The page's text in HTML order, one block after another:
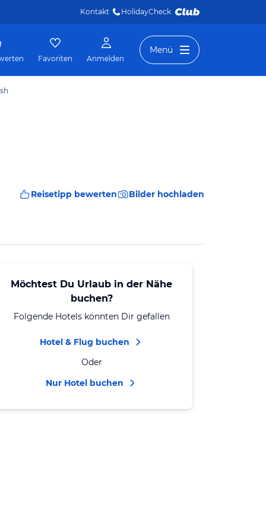
Kontakt HolidayCheck
Favoriten Anmelden
Menü
Reisetipp bewerten Bilder hochladen
Möchtest Du Urlaub in der Nähe
buchen?
Folgende Hotels könnten Dir gefallen
Hotel & Flug buchen
Oder
Nur Hotel buchen